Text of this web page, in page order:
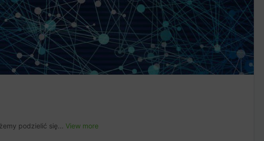
podzielić się... View more